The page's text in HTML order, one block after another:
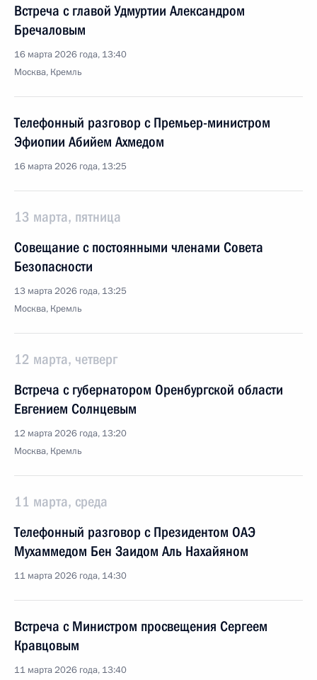
Встреча с главой Удмуртии Александром
Бречаловым
16 марта 2026 года, 13:40
Москва, Кремль
Телефонный разговор с Премьер-министром
Эфиопии Абийем Ахмедом
16 марта 2026 года, 13:25
13 марта, пятница
Совещание с постоянными членами Совета
Безопасности
13 марта 2026 года, 13:25
Москва, Кремль
12 марта, четверг
Встреча с губернатором Оренбургской области
Евгением Солнцевым
12 марта 2026 года, 13:20
Москва, Кремль
11 марта, среда
Телефонный разговор с Президентом ОАЭ
Мухаммедом Бен Заидом Аль Нахайяном
11 марта 2026 года, 14:30
Встреча с Министром просвещения Сергеем
Кравцовым
11 марта 2026 года, 13:40